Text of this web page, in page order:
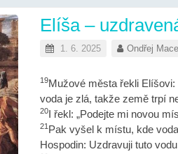
Elíša –
1. 6. 2025 Ondřej
19Mužové města řekli Elíšovi:
voda je zlá, takže země trpí
20I řekl: „Podejte mi novou
21Pak vyšel k místu, kde
Hospodin: Uzdravuji tuto